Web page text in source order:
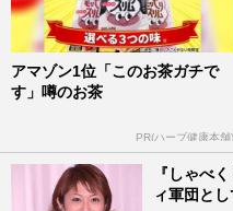
アマゾン1位「このお茶ガチで
す」噂のお茶
PR(ハーブ健康本舗)
『しゃべ
ィ軍団と